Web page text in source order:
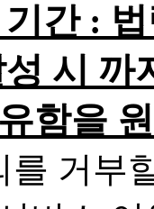
간 :
시
함을
를 거부